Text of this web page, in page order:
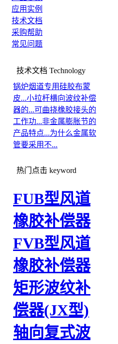
应用实例
技术文档
采购帮助
常见问题
技术文档 Technology
锅炉烟道专用硅胶布蒙
皮...小拉杆横向波纹补偿
器的...可曲挠橡胶接头的
工作功...非金属膨胀节的
产品特点...为什么金属软
管要采用不...
热门点击 keyword
FUB型风道
橡胶补偿器
FVB型风道
橡胶补偿器
矩形波纹补
偿器(JX型)
轴向复式波